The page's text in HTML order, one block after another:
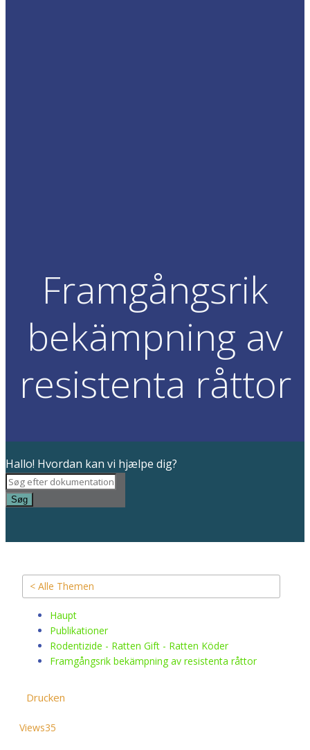
Framgångsrik
bekämpning av
resistenta råttor
Hallo! Hvordan kan vi hjælpe dig?
Søg
< Alle Themen
Haupt
Publikationer
Rodentizide - Ratten Gift - Ratten Köder
Framgångsrik bekämpning av resistenta råttor
Drucken
Views35